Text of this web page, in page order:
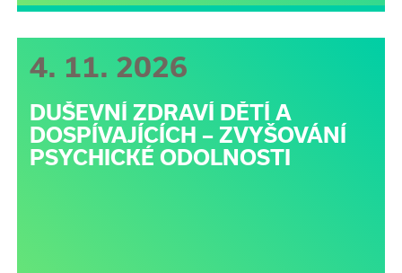
4. 11. 2026
DUŠEVNÍ ZDRAVÍ DĚTÍ A
DOSPÍVAJÍCÍCH – ZVYŠOVÁNÍ
PSYCHICKÉ ODOLNOSTI